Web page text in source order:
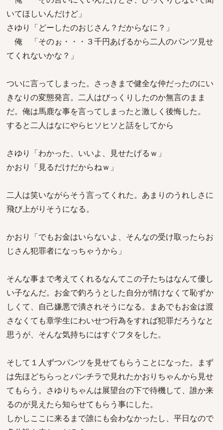
いてほしいんだけど」
さゆり「どーしたのおじさん？だからなに？」
俺 「そのぉ・・・３千円あげるから二人のパンツ見せ
てくれないかな？」
ついに言ってしまった。さっきまで健全な仲だったのにい
きなりの変態発言。二人はびっくりしたのか無言のまま
だ。俺は馬鹿な事を言ってしまったと激しく後悔した。
すると二人はなにやらヒソヒソと話をしてから
さゆり「わかった、いいよ、見せたげるｗ」
かおり「見るだけだからねｗ」
二人は笑いながらそう言ってくれた。あまりのうれしさに
飛び上がりそうになる。
かおり「でもお金はいらないよ、そんなの受け取ったらお
じさん犯罪者になっちゃうから」
そんな事まで考えてくれるなんてこの子たちはなんて優し
い子なんだ。お金で釣ろうとした自分が情けなくて恥ずか
しくて、自己嫌悪で潰されそうになる。まあでもお金は渡
さなくても章学生にわいせつ行為をすれば犯罪だろうなと
思うが、そんな気持ちにはすぐフタをした。
そして１人ずつパンツを見せてもらうことになった。まず
は先ほどちらっとパンチラで見れたかおりちゃんから見せ
てもらう。さゆりちゃんは展望台の下で待機して、誰か来
るのが見えたら知らせてもらう事にした。
しかしここに来るまで誰にも会わなかったし、平日なので